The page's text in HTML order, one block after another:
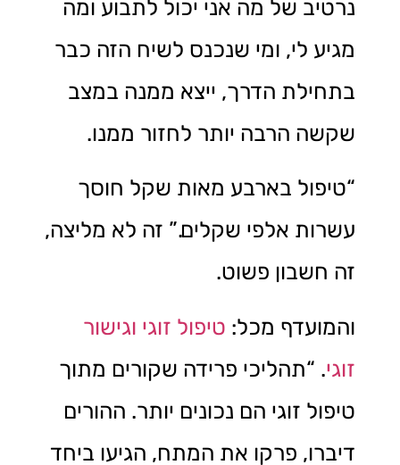
נרטיב של מה אני יכול לתבוע ומה
מגיע לי, ומי שנכנס לשיח הזה כבר
בתחילת הדרך, ייצא ממנה במצב
שקשה הרבה יותר לחזור ממנו.
“טיפול בארבע מאות שקל חוסך
עשרות אלפי שקלים.” זה לא מליצה,
זה חשבון פשוט.
והמועדף מכל: טיפול זוגי וגישור
זוגי. “תהליכי פרידה שקורים מתוך
טיפול זוגי הם נכונים יותר. ההורים
דיברו, פרקו את המתח, הגיעו ביחד